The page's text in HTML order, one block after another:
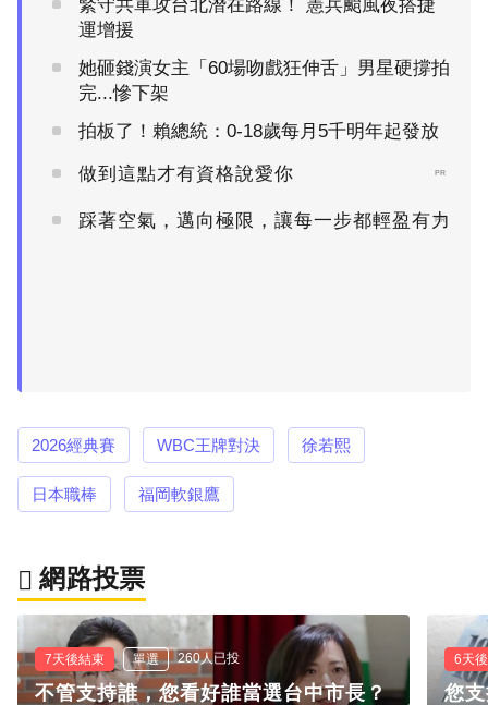
緊守共軍攻台北潛在路線！ 憲兵颱風夜搭捷
運增援
她砸錢演女主「60場吻戲狂伸舌」男星硬撐拍
完...慘下架
拍板了！賴總統：0-18歲每月5千明年起發放
做到這點才有資格說愛你 PR
踩著空氣，邁向極限，讓每一步都輕盈有力
PR
2026經典賽 WBC王牌對決 徐若熙
日本職棒 福岡軟銀鷹
網路投票
7天後結束 單選 260人已投
不管支持誰，您看好誰當選台中市長？
6天
您